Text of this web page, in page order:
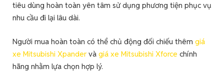
tiêu dùng hoàn toàn yên tâm sử dụng phương tiện phục vụ
nhu cầu đi lại lâu dài.
Người mua hoàn toàn có thể chủ động đối chiếu thêm giá
xe Mitsubishi Xpander và giá xe Mitsubishi Xforce chính
hãng nhằm lựa chọn hợp lý.